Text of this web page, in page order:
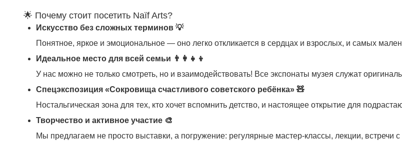
🌟 Почему стоит посетить Naïf Arts?
Искусство без сложных терминов 💡
Понятное, яркое и эмоциональное — оно легко откликается в сердцах и взрослых, и самых
Идеальное место для всей семьи 👨‍👩‍👧‍👦
У нас можно не только смотреть, но и взаимодействовать! Все экспонаты музея служат
Спецэкспозиция «Сокровища счастливого советского ребёнка» 🧸
Ностальгическая зона для тех, кто хочет вспомнить детство, и настоящее открытие для
Творчество и активное участие 🎨
Мы предлагаем не просто выставки, а погружение: регулярные мастер-классы, лекции, встречи